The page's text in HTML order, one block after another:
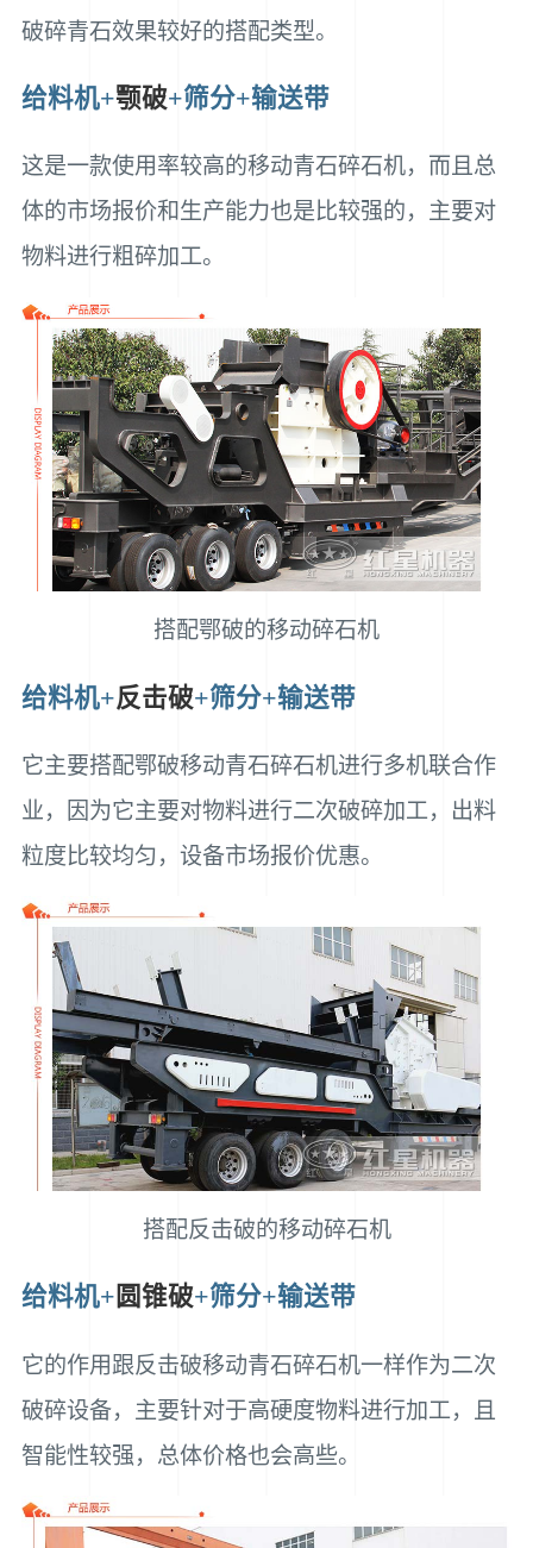
破碎青石效果较好的搭配类型。
给料机+颚破+筛分+输送带
这是一款使用率较高的移动青石碎石机，而且总
体的市场报价和生产能力也是比较强的，主要对
物料进行粗碎加工。
搭配鄂破的移动碎石机
给料机+反击破+筛分+输送带
它主要搭配鄂破移动青石碎石机进行多机联合作
业，因为它主要对物料进行二次破碎加工，出料
粒度比较均匀，设备市场报价优惠。
搭配反击破的移动碎石机
给料机+ 圆锥破+筛分+输送带
它的作用跟反击破移动青石碎石机一样作为二次
破碎设备，主要针对于高硬度物料进行加工，且
智能性较强，总体价格也会高些。